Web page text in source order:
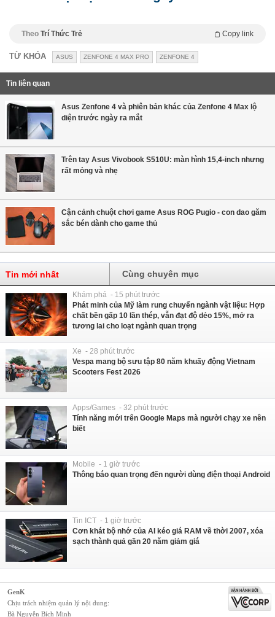
Theo Trí Thức Trẻ Copy link
TỪ KHÓA ASUS ZENFONE 4 MAX PRO ZENFONE 4
Tin liên quan
Asus Zenfone 4 và phiên bản khác của Zenfone 4 Max lộ
diện trước ngày ra mắt
Trên tay Asus Vivobook S510U: màn hình 15,4-inch nhưng
rất mỏng và nhẹ
Cận cảnh chuột chơi game Asus ROG Pugio - con dao găm
sắc bén dành cho game thủ
Tin mới nhất Cùng chuyên mục
Khám phá - 15 phút trước
Phát minh của Mỹ làm rung chuyển ngành vật liệu: Hợp
chất bền gấp 10 lần thép, vẫn đạt độ dẻo 15%, mở ra
tương lai cho loạt ngành quan trọng
Xe - 28 phút trước
Vespa mang bộ sưu tập 80 năm khuấy động Vietnam
Scooters Fest 2026
Apps/Games - 32 phút trước
Tính năng mới trên Google Maps mà người chạy xe nên
biết
Mobile - 1 giờ trước
Thông báo quan trọng đến người dùng điện thoại Android
Tin ICT - 1 giờ trước
Cơn khát bộ nhớ của AI kéo giá RAM về thời 2007, xóa
sạch thành quả gần 20 năm giảm giá
GenK
Chịu trách nhiệm quản lý nội dung:
Bà Nguyễn Bích Minh